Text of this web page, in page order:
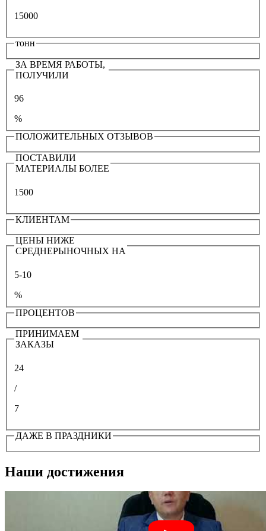
15000
тонн
ЗА ВРЕМЯ РАБОТЫ,
ПОЛУЧИЛИ
96
%
ПОЛОЖИТЕЛЬНЫХ ОТЗЫВОВ
ПОСТАВИЛИ
МАТЕРИАЛЫ БОЛЕЕ
1500
КЛИЕНТАМ
ЦЕНЫ НИЖЕ
СРЕДНЕРЫНОЧНЫХ НА
5-10
%
ПРОЦЕНТОВ
ПРИНИМАЕМ
ЗАКАЗЫ
24
/
7
ДАЖЕ В ПРАЗДНИКИ
Наши достижения